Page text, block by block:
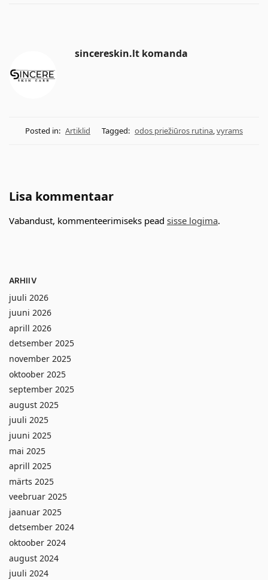
sincereskin.lt komanda
Posted in: Artiklid Tagged: odos priežiūros rutina,vyrams
Lisa kommentaar
Vabandust, kommenteerimiseks pead sisse logima.
ARHIIV
juuli 2026
juuni 2026
aprill 2026
detsember 2025
november 2025
oktoober 2025
september 2025
august 2025
juuli 2025
juuni 2025
mai 2025
aprill 2025
märts 2025
veebruar 2025
jaanuar 2025
detsember 2024
oktoober 2024
august 2024
juuli 2024